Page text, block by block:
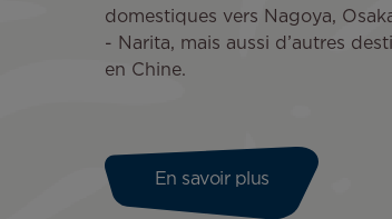
domestiques vers Nagoya,
- Narita, mais aussi d’autres
en Chine.
En savoir plus